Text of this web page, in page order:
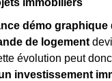
immobiliers
démo graphique
de logement
évolution peut
investissement